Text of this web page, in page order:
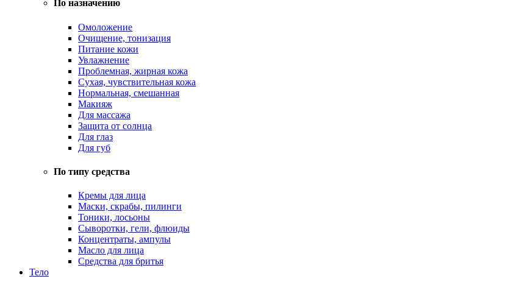
По назначению
Омоложение
Очищение, тонизация
Питание кожи
Увлажнение
Проблемная, жирная кожа
Сухая, чувствительная кожа
Нормальная, смешанная
Макияж
Для массажа
Защита от солнца
Для глаз
Для губ
По типу средства
Кремы для лица
Маски, скрабы, пилинги
Тоники, лосьоны
Сыворотки, гели, флюиды
Концентраты, ампулы
Масло для лица
Средства для бритья
Тело